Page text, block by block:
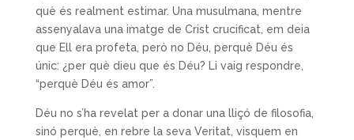
què és realment estimar. Una musulmana, mentre
assenyalava una imatge de Crist crucificat, em deia
que Ell era profeta, però no Déu, perquè Déu és
únic: ¿per què dieu que és Déu? Li vaig respondre,
“perquè Déu és amor”.
Déu no s’ha revelat per a donar una lliçó de filosofia,
sinó perquè, en rebre la seva Veritat, visquem en